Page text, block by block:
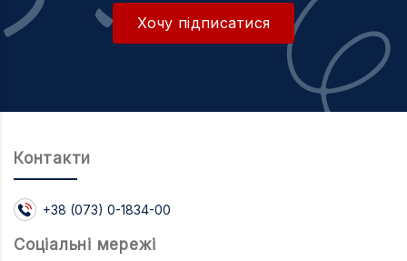
Хочу підписатися
Контакти
+38 (073) 0-1834-00
Соцiальнi мережi